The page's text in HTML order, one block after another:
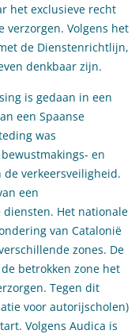
het exclusieve recht
verzorgen. Volgens het
de Dienstenrichtlijn,
denkbaar zijn.
is gedaan in een
een Spaanse
was
en
verkeersveiligheid.
een
diensten. Het nationale
van Catalonië
zones. De
betrokken zone het
Tegen dit
voor autorijscholen)
Volgens Audica is